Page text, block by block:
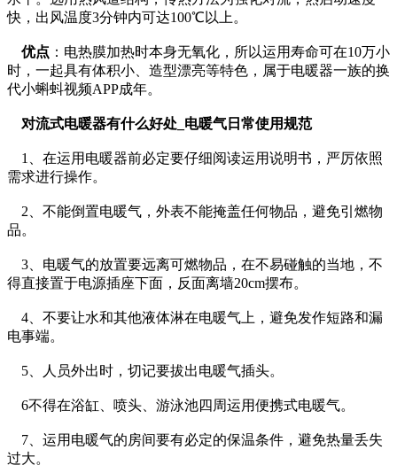
快，出风温度3分钟内可达100℃以上。
优点 ：电热膜加热时本身无氧化，所以运用寿命可在10万小
时，一起具有体积小、造型漂亮等特色，属于电暖器一族的换
代小蝌蚪视频APP成年。
对流式电暖器有什么好处_电暖气日常使用规范
1、在运用电暖器前必定要仔细阅读运用说明书，严厉依照
需求进行操作。
2、不能倒置电暖气，外表不能掩盖任何物品，避免引燃物
品。
3、电暖气的放置要远离可燃物品，在不易碰触的当地，不
得直接置于电源插座下面，反面离墙20cm摆布。
4、不要让水和其他液体淋在电暖气上，避免发作短路和漏
电事端。
5、人员外出时，切记要拔出电暖气插头。
6不得在浴缸、喷头、游泳池四周运用便携式电暖气。
7、运用电暖气的房间要有必定的保温条件，避免热量丢失
过大。